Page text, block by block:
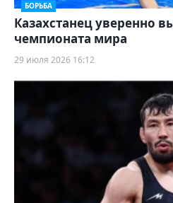
БОРЬБА
Казахстанец уверенно
чемпионата мира
29 июля 2026 16:12